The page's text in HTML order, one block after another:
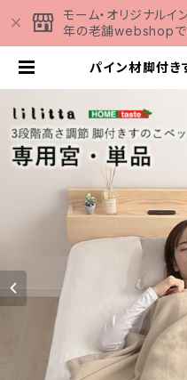
モーム・オリジナル
年の老舗webshopで
パイン材脚付